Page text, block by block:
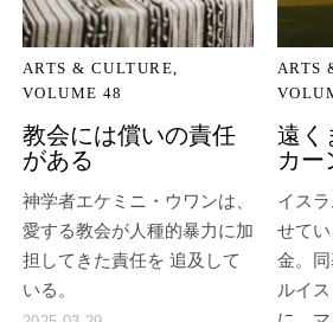
ARTS & CULTURE
VOLUME 48
教会には償いの責任
がある
神学者エケミニ・ウワンは、
愛する教会が人種的暴力に加
担してきた責任を 追及して
いる。
ARTS
遠く
カー
イス
せて
金。同
ルイ